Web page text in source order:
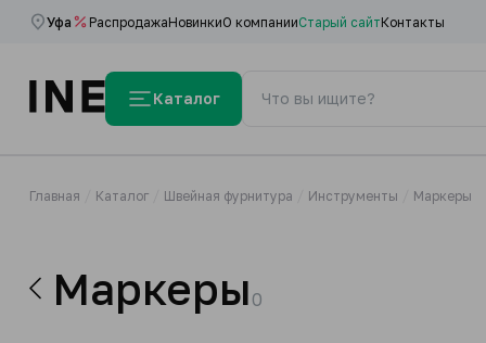
Уфа РаспродажаНовинкиО компанииСтарый сайтКонтакты
Каталог
Главная Каталог Швейная фурнитура Инструменты Маркеры
Маркеры 0